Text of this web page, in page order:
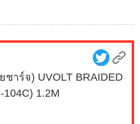
ชาร์จ) UVOLT BRAIDED
104C) 1.2M